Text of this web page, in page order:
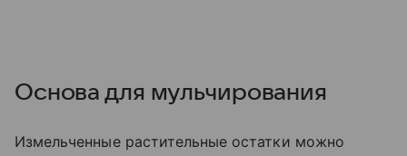
Основа для мульчирования
Измельченные растительные остатки можно